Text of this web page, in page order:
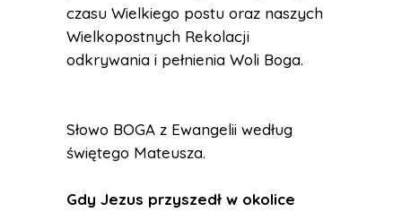
czasu Wielkiego postu oraz naszych
Wielkopostnych Rekolacji
odkrywania i pełnienia Woli Boga.
Słowo BOGA z Ewangelii według
świętego Mateusza.
Gdy Jezus przyszedł w okolice